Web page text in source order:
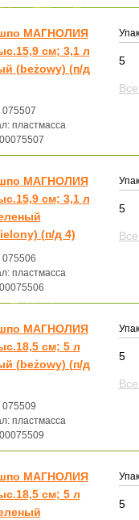
МАГНОЛИЯ
см; 3,1 л
(beżowy) (п/д
075507
пластмасса
5
МАГНОЛИЯ
см; 3,1 л
(п/д 4)
075506
пластмасса
5
МАГНОЛИЯ
см; 5 л
(beżowy) (п/д
075509
пластмасса
5
МАГНОЛИЯ
см; 5 л
5